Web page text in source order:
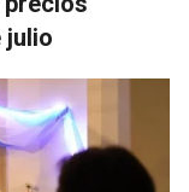
julio